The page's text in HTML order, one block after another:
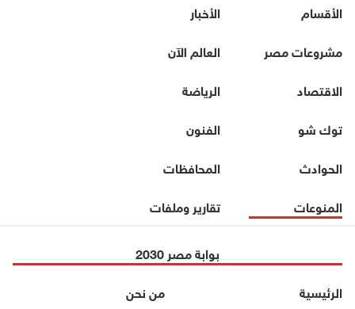
الأقسام
الأخبار
مشروعات مصر
العالم الآن
الاقتصاد
الرياضة
توك شو
الفنون
الحوادث
المحافظات
المنوعات
تقارير وملفات
بوابة مصر 2030
الرئيسية
من نحن